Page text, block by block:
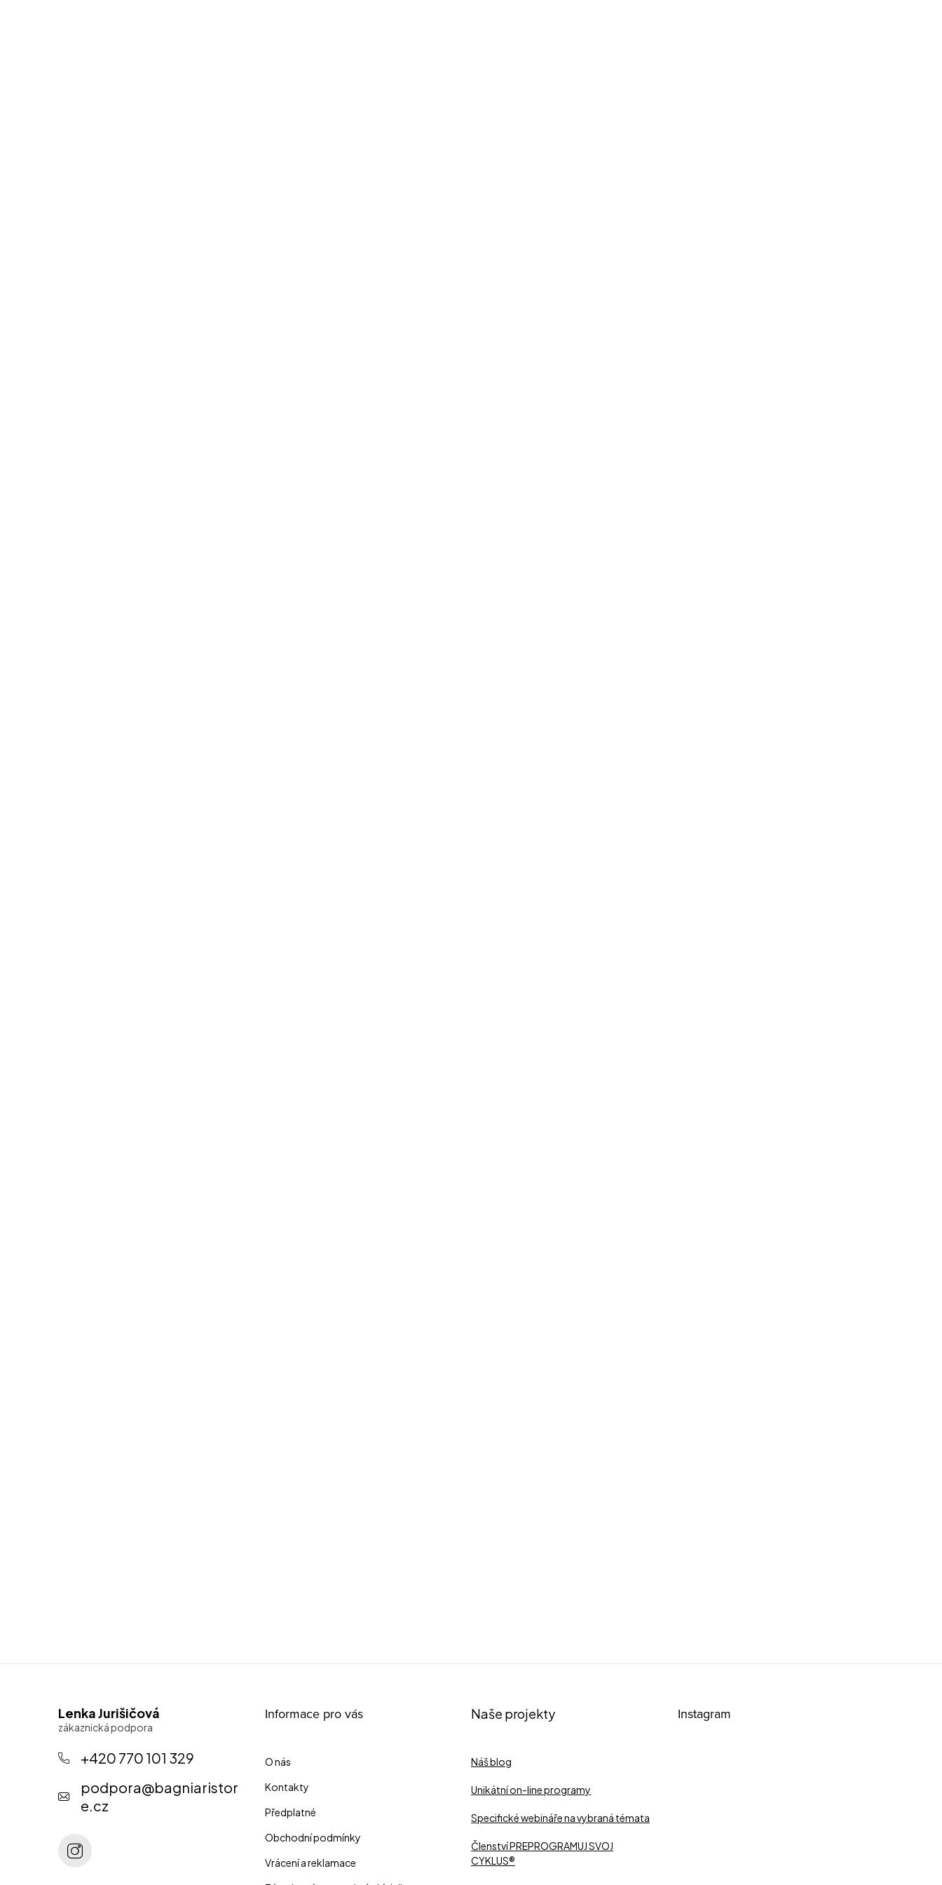
Lenka Jurišičová
+420 770 101 329
podpora@bagniaristor
e.cz
Informace pro vás
O nás
Kontakty
Předplatné
Obchodní podmínky
Vrácení a reklamace
Naše projekty
Náš blog
Unikátní on-line programy
Specifické webináře na vybraná témata
Členství PREPROGRAMUJ SVOJ
CYKLUS®
Instagram